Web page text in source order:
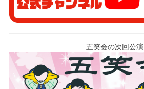
五笑会の次回公演